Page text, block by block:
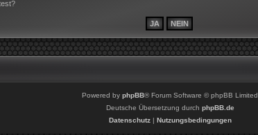
Powered by phpBB® Forum Software © phpBB Limited
Deutsche Übersetzung durch phpBB.de
Datenschutz| Nutzungsbedingungen